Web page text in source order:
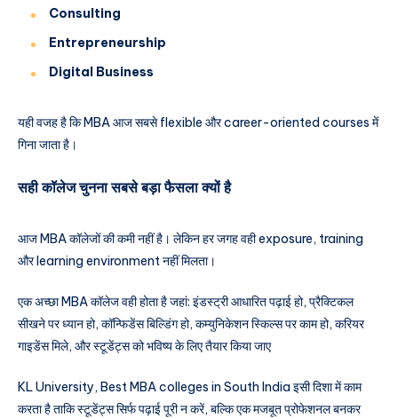
Consulting
Entrepreneurship
Digital Business
यही वजह है कि MBA आज सबसे flexible और career-oriented courses में
गिना जाता है।
सही कॉलेज चुनना सबसे बड़ा फैसला क्यों है
आज MBA कॉलेजों की कमी नहीं है। लेकिन हर जगह वही exposure, training
और learning environment नहीं मिलता।
एक अच्छा MBA कॉलेज वही होता है जहां: इंडस्ट्री आधारित पढ़ाई हो, प्रैक्टिकल
सीखने पर ध्यान हो, कॉन्फिडेंस बिल्डिंग हो, कम्युनिकेशन स्किल्स पर काम हो, करियर
गाइडेंस मिले, और स्टूडेंट्स को भविष्य के लिए तैयार किया जाए
KL University, Best MBA colleges in South India इसी दिशा में काम
करता है ताकि स्टूडेंट्स सिर्फ पढ़ाई पूरी न करें, बल्कि एक मजबूत प्रोफेशनल बनकर